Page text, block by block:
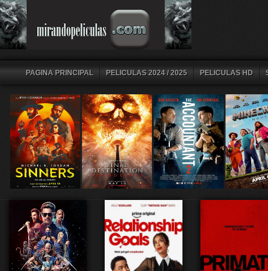
PAGINA PRINCIPAL PELICULAS 2024 / 2025 PELICULAS HD